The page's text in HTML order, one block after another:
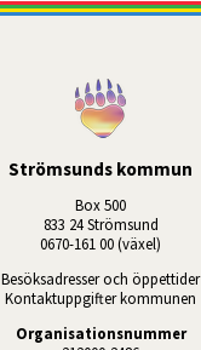
Strömsunds kommun
Box 500
833 24 Strömsund
0670-161 00 (växel)
Besöksadresser och öppettider
Kontaktuppgifter kommunen
Organisationsnummer